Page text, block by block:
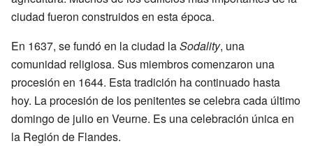
ciudad fueron construidos en esta época.
En 1637, se fundó en la ciudad laSodality, una
comunidad religiosa. Sus miembros comenzaron una
procesión en 1644. Esta tradición ha continuado hasta
hoy. La procesión de los penitentes se celebra cada último
domingo de julio en Veurne. Es una celebración única en
la Región de Flandes.